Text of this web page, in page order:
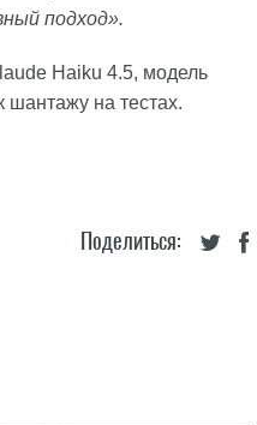
подход».
Haiku 4.5, модель
шантажу на тестах.
Поделиться: